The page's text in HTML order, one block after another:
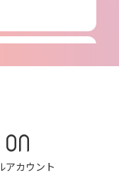
アカウント